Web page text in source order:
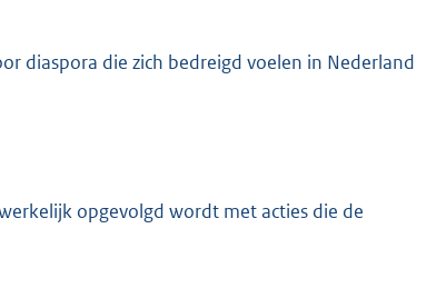
diaspora die zich bedreigd voelen in Nederland
opgevolgd wordt met acties die de